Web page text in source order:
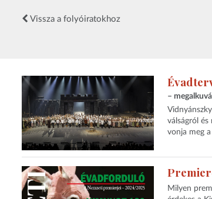
Vissza a folyóiratokhoz
–
válságról
vonja meg
Milyen